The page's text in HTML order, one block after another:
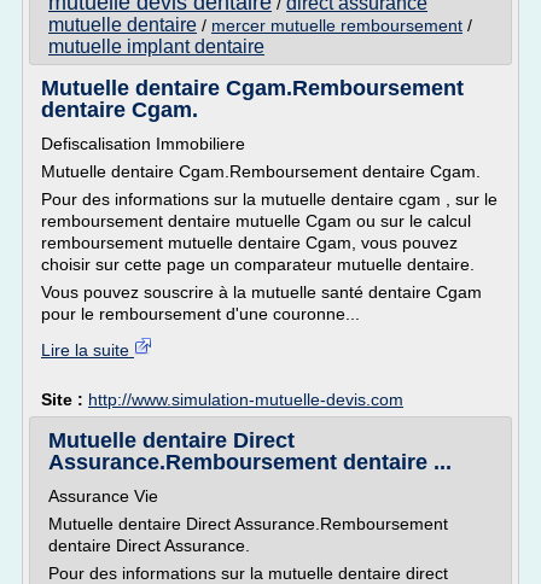
mutuelle dentaire / mercer mutuelle remboursement /
mutuelle implant dentaire
Mutuelle dentaire Cgam.Remboursement
dentaire Cgam.
Defiscalisation Immobiliere
Mutuelle dentaire Cgam.Remboursement dentaire Cgam.
Pour des informations sur la mutuelle dentaire cgam , sur le
remboursement dentaire mutuelle Cgam ou sur le calcul
remboursement mutuelle dentaire Cgam, vous pouvez
choisir sur cette page un comparateur mutuelle dentaire.
Vous pouvez souscrire à la mutuelle santé dentaire Cgam
pour le remboursement d'une couronne...
Lire la suite
Site : http://www.simulation-mutuelle-devis.com
Mutuelle dentaire Direct
Assurance.Remboursement dentaire ...
Assurance Vie
Mutuelle dentaire Direct Assurance.Remboursement
dentaire Direct Assurance.
Pour des informations sur la mutuelle dentaire direct